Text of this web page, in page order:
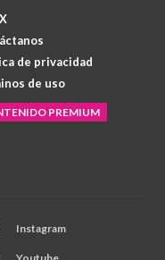
de privacidad
de uso
PREMIUM
Instagram
Youtube